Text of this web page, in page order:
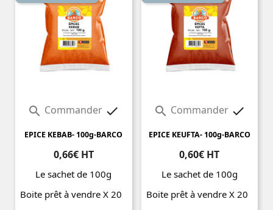
 Commander 
EPICE KEBAB- 100g-BARCO
0,66€ HT
Le sachet de 100g
Boite prêt à vendre X 20
 Commander 
EPICE KEUFTA- 100g-BARCO
0,60€ HT
Le sachet de 100g
Boite prêt à vendre X 20